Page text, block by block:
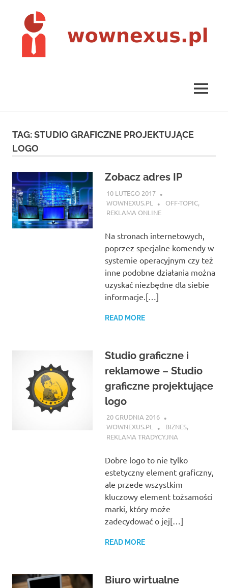
content
MENU
TAG:STUDIO GRAFICZNE PROJEKTUJĄCE
LOGO
Zobacz adres IP
10 LUTEGO 2017
WOWNEXUS.PL
OFF-TOPIC,
REKLAMA ONLINE
Na stronach internetowych,
poprzez specjalne komendy w
systemie operacyjnym czy też
inne podobne działania można
uzyskać niezbędne dla siebie
informacje.[…]
READ MORE
Studio graficzne i
reklamowe – Studio
graficzne projektujące
logo
20 GRUDNIA 2016
WOWNEXUS.PL
BIZNES,
REKLAMA TRADYCYJNA
Dobre logo to nie tylko
estetyczny element graficzny,
ale przede wszystkim
kluczowy element tożsamości
marki, który może
zadecydować o jej[…]
READ MORE
Biuro wirtualne